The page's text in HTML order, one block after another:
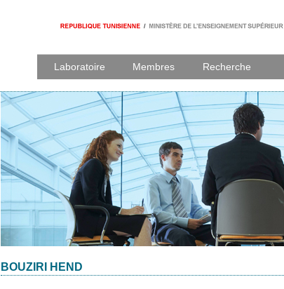
Laboratoire Membres Recherche
BOUZIRI HEND